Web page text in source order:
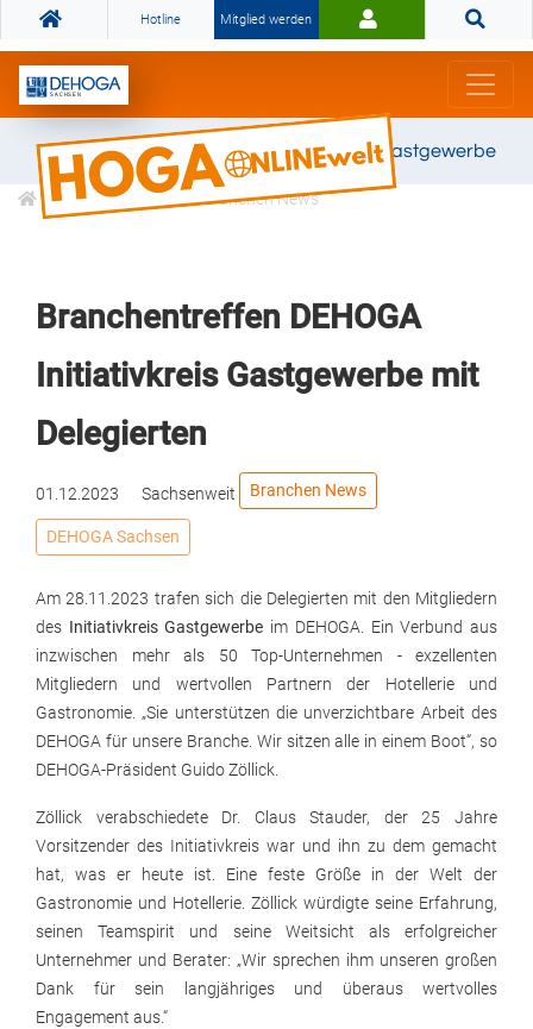
Hotline Mitglied werden
Gemeinsam stark für das Gastgewerbe
Informationen Branchen News
Branchentreffen DEHOGA
Initiativkreis Gastgewerbe mit
Delegierten
01.12.2023 Sachsenweit Branchen News
DEHOGA Sachsen
Am 28.11.2023 trafen sich die Delegierten mit den Mitgliedern
des Initiativkreis Gastgewerbe im DEHOGA. Ein Verbund aus
inzwischen mehr als 50 Top-Unternehmen - exzellenten
Mitgliedern und wertvollen Partnern der Hotellerie und
Gastronomie. „Sie unterstützen die unverzichtbare Arbeit des
DEHOGA für unsere Branche. Wir sitzen alle in einem Boot“, so
DEHOGA-Präsident Guido Zöllick.
Zöllick verabschiedete Dr. Claus Stauder, der 25 Jahre
Vorsitzender des Initiativkreis war und ihn zu dem gemacht
hat, was er heute ist. Eine feste Größe in der Welt der
Gastronomie und Hotellerie. Zöllick würdigte seine Erfahrung,
seinen Teamspirit und seine Weitsicht als erfolgreicher
Unternehmer und Berater: „Wir sprechen ihm unseren großen
Dank für sein langjähriges und überaus wertvolles
Engagement aus.“